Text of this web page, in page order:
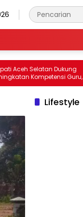
Selatan Dukung
Kompetensi Guru, Pemkab
Sama dengan
Lifestyle